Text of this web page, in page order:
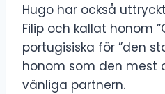
Hugo har också
Filip och kallat honom
portugisiska för ”den
honom som den mest
vänliga partnern.